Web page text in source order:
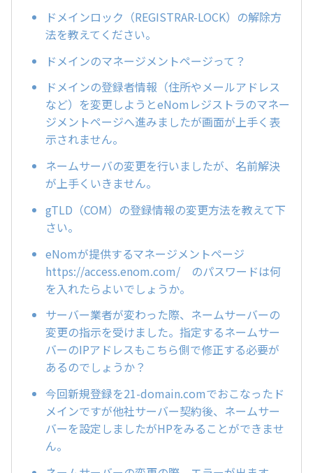
ドメインロック（REGISTRAR-LOCK）の解除方
法を教えてください。
ドメインのマネージメントページって？
ドメインの登録者情報（住所やメールアドレス
など）を変更しようとeNomレジストラのマネー
ジメントページへ進みましたが画面が上手く表
示されません。
ネームサーバの変更を行いましたが、名前解決
が上手くいきません。
gTLD（COM）の登録情報の変更方法を教えて下
さい。
eNomが提供するマネージメントページ
https://access.enom.com/ のパスワードは何
を入れたらよいでしょうか。
サーバー業者が変わった際、ネームサーバーの
変更の指示を受けました。指定するネームサー
バーのIPアドレスもこちら側で修正する必要が
あるのでしょうか？
今回新規登録を21-domain.comでおこなったド
メインですが他社サーバー契約後、ネームサー
バーを設定しましたがHPをみることができませ
ん。